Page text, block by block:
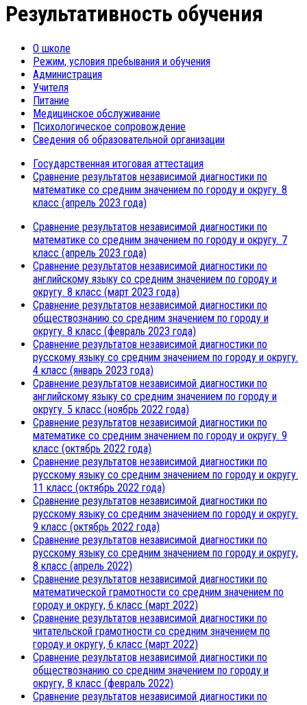
Результативность обучения
О школе
Режим, условия пребывания и обучения
Администрация
Учителя
Питание
Медицинское обслуживание
Психологическое сопровождение
Сведения об образовательной организации
Государственная итоговая аттестация
Сравнение результатов независимой диагностики по
математике со средним значением по городу и округу. 8
класс (апрель 2023 года)
Сравнение результатов независимой диагностики по
математике со средним значением по городу и округу. 7
класс (апрель 2023 года)
Сравнение результатов независимой диагностики по
английскому языку со средним значением по городу и
округу. 8 класс (март 2023 года)
Сравнение результатов независимой диагностики по
обществознанию со средним значением по городу и
округу. 8 класс (февраль 2023 года)
Сравнение результатов независимой диагностики по
русскому языку со средним значением по городу и округу.
4 класс (январь 2023 года)
Сравнение результатов независимой диагностики по
английскому языку со средним значением по городу и
округу. 5 класс (ноябрь 2022 года)
Сравнение результатов независимой диагностики по
математике со средним значением по городу и округу. 9
класс (октябрь 2022 года)
Сравнение результатов независимой диагностики по
русскому языку со средним значением по городу и округу.
11 класс (октябрь 2022 года)
Сравнение результатов независимой диагностики по
русскому языку со средним значением по городу и округу.
9 класс (октябрь 2022 года)
Сравнение результатов независимой диагностики по
русскому языку со средним значением по городу и округу,
8 класс (апрель 2022)
Сравнение результатов независимой диагностики по
математической грамотности со средним значением по
городу и округу, 6 класс (март 2022)
Сравнение результатов независимой диагностики по
читательской грамотности со средним значением по
городу и округу, 6 класс (март 2022)
Сравнение результатов независимой диагностики по
обществознанию со средним значением по городу и
округу, 8 класс (февраль 2022)
Сравнение результатов независимой диагностики по